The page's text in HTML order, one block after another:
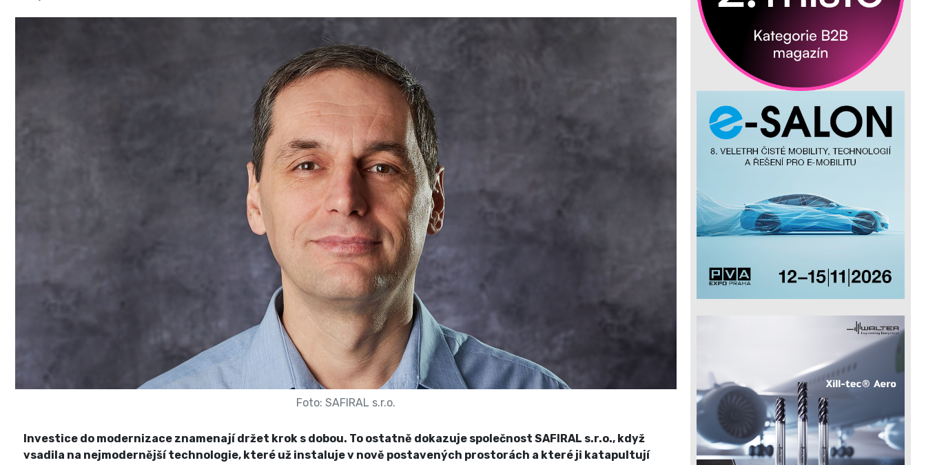
Foto: SAFIRAL s.r.o.
Investice do modernizace znamenají držet krok s dobou. To ostatně dokazuje společnost SAFIRAL s.r.o., když
vsadila na nejmodernější technologie, které už instaluje v nově postavených prostorách a které ji katapultují